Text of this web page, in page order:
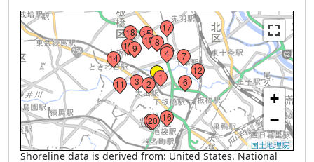
Loading...
・1
2
3
4
5
6
7
8
9
10
11
12
13
14
15
16
17
18
19
20
+
−
国土地理院
Shoreline data is derived from: United States. National